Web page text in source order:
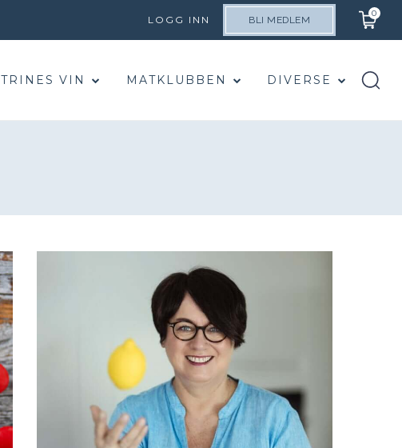
LOGG INN BLI MEDLEM
0
TRINES VIN MATKLUBBEN DIVERSE